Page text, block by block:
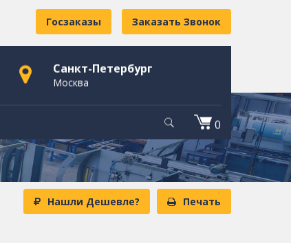
Заказать Звонок
Госзаказы
Санкт-Петербург
Москва
0
Печать
Нашли Дешевле?